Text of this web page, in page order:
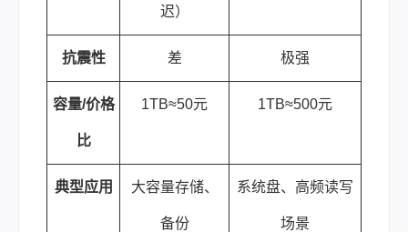
迟）
抗震性 差 极强
容量/价格
比
1TB≈50元 1TB≈500元
典型应用 大容量存储、
备份
系统盘、高频读写
场景